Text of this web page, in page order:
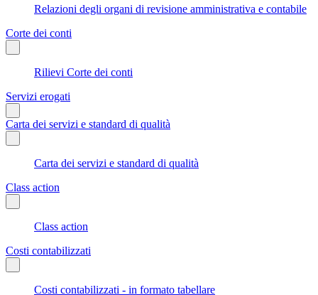
Relazioni degli organi di revisione amministrativa e contabile
Corte dei conti
Rilievi Corte dei conti
Servizi erogati
Carta dei servizi e standard di qualità
Carta dei servizi e standard di qualità
Class action
Class action
Costi contabilizzati
Costi contabilizzati - in formato tabellare